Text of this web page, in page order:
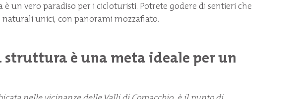
è un vero paradiso per i cicloturisti. Potrete godere di sentieri che
naturali unici, con panorami mozzafiato.
struttura è una meta ideale per un